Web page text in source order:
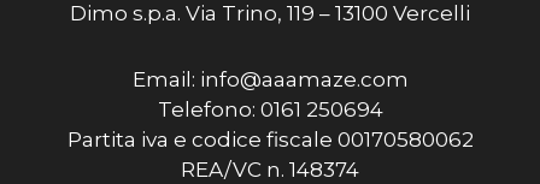
Dimo s.p.a. Via Trino, 119 – 13100 Vercelli
Email: info@aaamaze.com
Telefono: 0161 250694
Partita iva e codice fiscale 00170580062
REA/VC n. 148374